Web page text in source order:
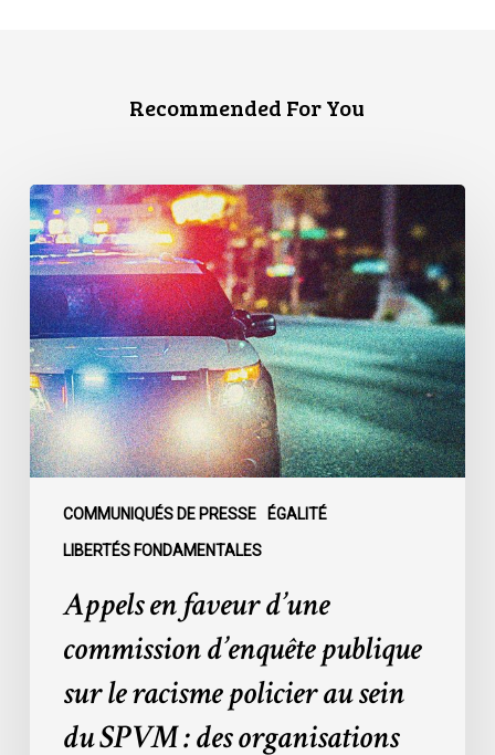
Recommended For You
COMMUNIQUÉS DE PRESSE ÉGALITÉ
LIBERTÉS FONDAMENTALES
Appels
en
faveur
d’une
commission
d’enquête
publique
sur
le
racisme
policier
SPVM
organisations
Appels en faveur d’une
commission d’enquête publique
sur le racisme policier au sein
du SPVM : des organisations